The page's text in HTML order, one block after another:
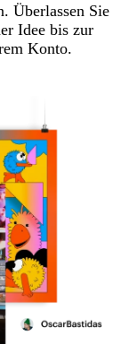
Überlassen Sie
Idee bis zur
Konto.